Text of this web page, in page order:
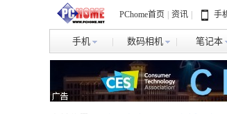
PChome首页 资讯 手
手机 数码相机 笔记本